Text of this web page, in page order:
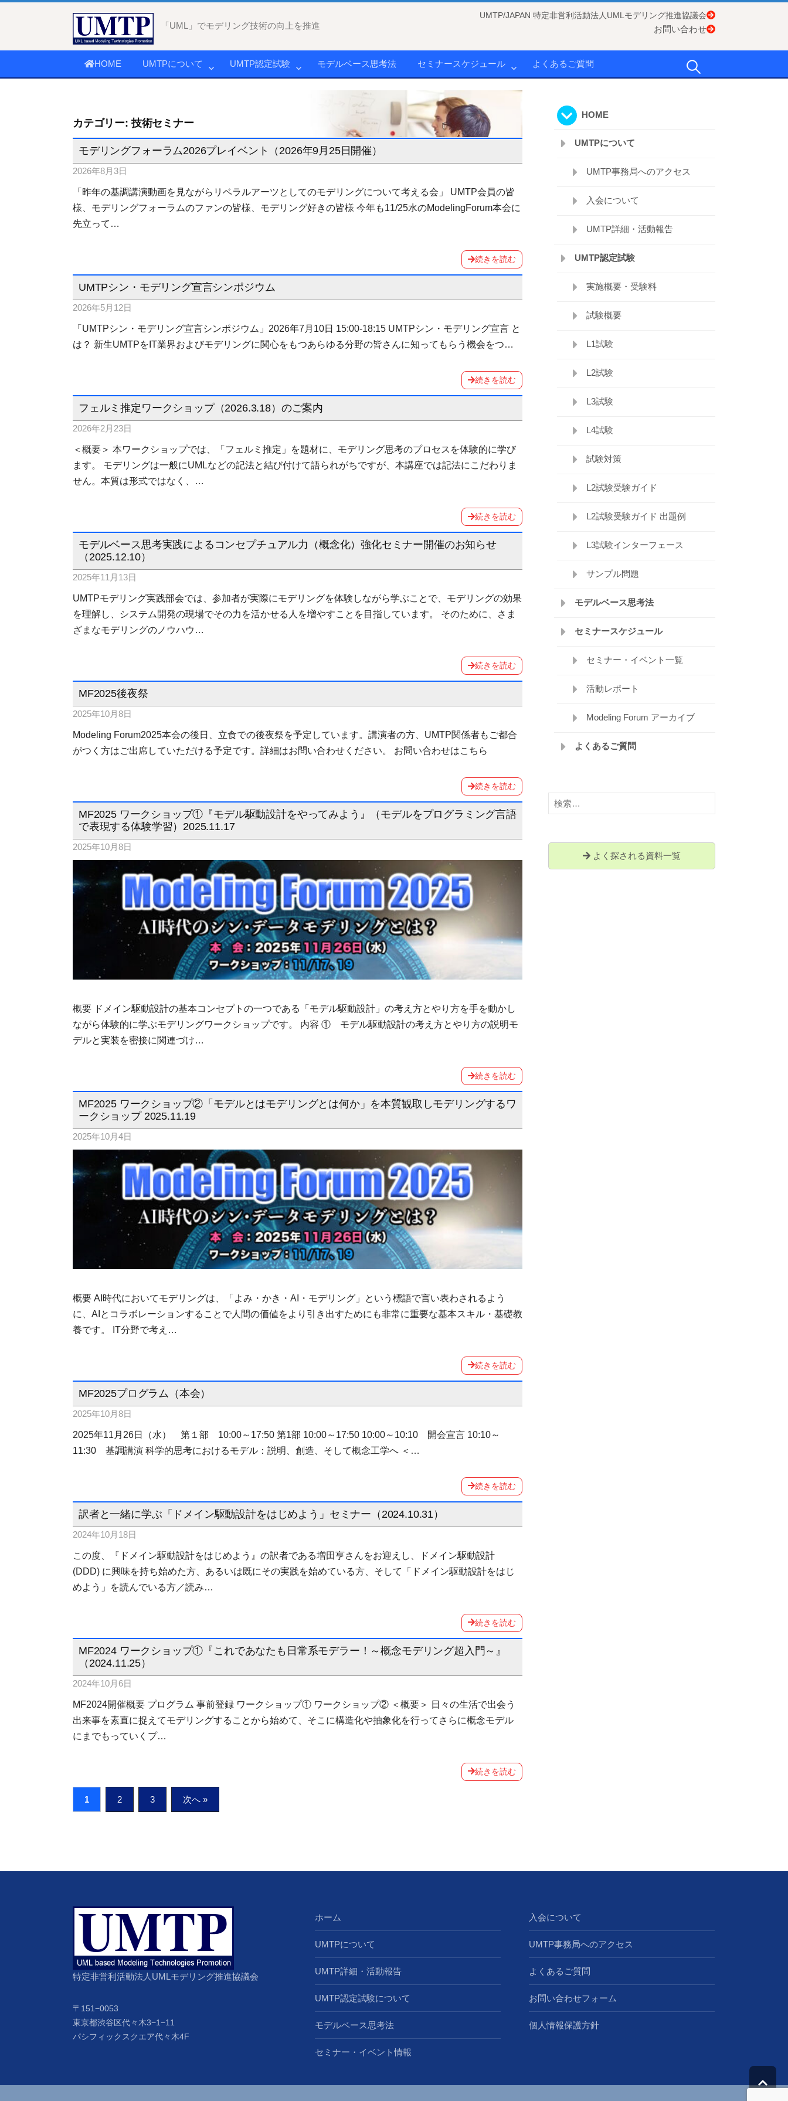
「UML」でモデリング技術の向上を推進
UMTP/JAPAN 特定非営利活動法人UMLモデリング推進協議会
お問い合わせ
HOME UMTPについて UMTP認定試験 モデルベース思考法 セミナースケジュール よくあるご質問 検
カテゴリー:技術セミナー
モデリングフォーラム2026プレイベント（2026年9月25日開催）
2026年8月3日
「昨年の基調講演動画を見ながらリベラルアーツとしてのモデリングについて考える会」 UMTP会員の皆
様、モデリングフォーラムのファンの皆様、モデリング好きの皆様 今年も11/25水のModelingForum本会に
先立って…
続きを読む
UMTPシン・モデリング宣言シンポジウム
2026年5月12日
「UMTPシン・モデリング宣言シンポジウム」2026年7月10日 15:00‐18:15 UMTPシン・モデリング宣言 と
は？ 新生UMTPをIT業界およびモデリングに関心をもつあらゆる分野の皆さんに知ってもらう機会をつ…
続きを読む
フェルミ推定ワークショップ（2026.3.18）のご案内
2026年2月23日
＜概要＞ 本ワークショップでは、「フェルミ推定」を題材に、モデリング思考のプロセスを体験的に学び
ます。 モデリングは一般にUMLなどの記法と結び付けて語られがちですが、本講座では記法にこだわりま
せん。本質は形式ではなく、…
続きを読む
モデルベース思考実践によるコンセプチュアル力（概念化）強化セミナー開催のお知らせ
（2025.12.10）
2025年11月13日
UMTPモデリング実践部会では、参加者が実際にモデリングを体験しながら学ぶことで、モデリングの効果
を理解し、システム開発の現場でその力を活かせる人を増やすことを目指しています。 そのために、さま
ざまなモデリングのノウハウ…
続きを読む
MF2025後夜祭
2025年10月8日
Modeling Forum2025本会の後日、立食での後夜祭を予定しています。講演者の方、UMTP関係者もご都合
がつく方はご出席していただける予定です。詳細はお問い合わせください。 お問い合わせはこちら
続きを読む
MF2025 ワークショップ①『モデル駆動設計をやってみよう』（モデルをプログラミング言語
で表現する体験学習）2025.11.17
2025年10月8日
概要 ドメイン駆動設計の基本コンセプトの一つである「モデル駆動設計」の考え方とやり方を手を動かし
ながら体験的に学ぶモデリングワークショップです。 内容 ① モデル駆動設計の考え方とやり方の説明モ
デルと実装を密接に関連づけ…
続きを読む
MF2025 ワークショップ②「モデルとはモデリングとは何か」を本質観取しモデリングするワ
ークショップ 2025.11.19
2025年10月4日
概要 AI時代においてモデリングは、「よみ・かき・AI・モデリング」という標語で言い表わされるよう
に、AIとコラボレーションすることで人間の価値をより引き出すためにも非常に重要な基本スキル・基礎教
養です。 IT分野で考え…
続きを読む
MF2025プログラム（本会）
2025年10月8日
2025年11月26日（水） 第１部 10:00～17:50 第1部 10:00～17:50 10:00～10:10 開会宣言 10:10～
11:30 基調講演 科学的思考におけるモデル：説明、創造、そして概念工学へ ＜…
続きを読む
訳者と一緒に学ぶ「ドメイン駆動設計をはじめよう」セミナー（2024.10.31）
2024年10月18日
この度、『ドメイン駆動設計をはじめよう』の訳者である増田亨さんをお迎えし、ドメイン駆動設計
(DDD) に興味を持ち始めた方、あるいは既にその実践を始めている方、そして「ドメイン駆動設計をはじ
めよう」を読んでいる方／読み…
続きを読む
MF2024 ワークショップ①『これであなたも日常系モデラー！～概念モデリング超入門～』
（2024.11.25）
2024年10月6日
MF2024開催概要 プログラム 事前登録 ワークショップ① ワークショップ② ＜概要＞ 日々の生活で出会う
出来事を素直に捉えてモデリングすることから始めて、そこに構造化や抽象化を行ってさらに概念モデル
にまでもっていくプ…
続きを読む
ビ
ー
シ
ョ
ン
1 2 3 次へ »
HOME
UMTPについて
UMTP事務局へのアクセス
入会について
UMTP詳細・活動報告
UMTP認定試験
実施概要・受験料
試験概要
L1試験
L2試験
L3試験
L4試験
試験対策
L2試験受験ガイド
L2試験受験ガイド 出題例
L3試験インターフェース
サンプル問題
モデルベース思考法
セミナースケジュール
セミナー・イベント一覧
活動レポート
Modeling Forum アーカイブ
よくあるご質問
検
索:
よく探される資料一覧
特定非営利活動法人UMLモデリング推進協議会
〒151−0053
東京都渋谷区代々木3−1−11
パシフィックスクエア代々木4F
ホーム
UMTPについて
UMTP詳細・活動報告
UMTP認定試験について
モデルベース思考法
セミナー・イベント情報
入会について
UMTP事務局へのアクセス
よくあるご質問
お問い合わせフォーム
個人情報保護方針